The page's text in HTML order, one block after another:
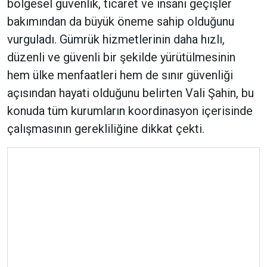
bölgesel güvenlik, ticaret ve insani geçişler
bakımından da büyük öneme sahip olduğunu
vurguladı. Gümrük hizmetlerinin daha hızlı,
düzenli ve güvenli bir şekilde yürütülmesinin
hem ülke menfaatleri hem de sınır güvenliği
açısından hayati olduğunu belirten Vali Şahin, bu
konuda tüm kurumların koordinasyon içerisinde
çalışmasının gerekliliğine dikkat çekti.